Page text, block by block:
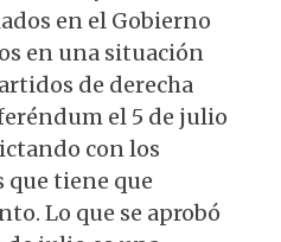
en el Gobierno
en una situación
de derecha
el 5 de julio
con los
que tiene que
Lo que se aprobó